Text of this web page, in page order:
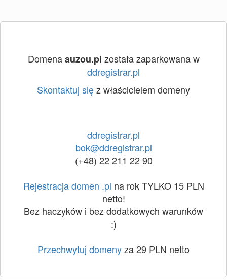
Domenaauzou.pl została zaparkowana w
ddregistrar.pl
Skontaktuj sięz właścicielem domeny
ddregistrar.pl
bok@ddregistrar.pl
(+48) 22 211 22 90
Rejestracja domen .pl na rok TYLKO 15 PLN
netto!
Bez haczyków i bez dodatkowych warunków
:)
Przechwytuj domenyza 29 PLN netto